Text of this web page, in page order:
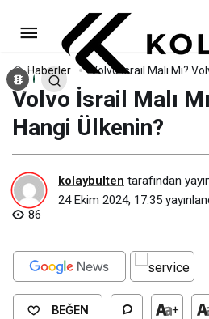
Haberler Volvo İsrail Malı Mı?
Volvo İsrail Malı
Hangi Ülkenin?
kolaybulten tarafından
24 Ekim 2024, 17:35
86
BEĞEN +
Volvo İsrail
Ülkenin?Yorum Yap